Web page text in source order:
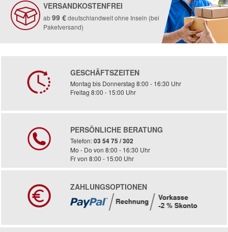
VERSANDKOSTENFREI
ab99 €deutschlandweit ohne Inseln (bei
Paketversand)
GESCHÄFTSZEITEN
Montag bis Donnerstag 8:00 - 16:30 Uhr
Freitag 8:00 - 15:00 Uhr
PERSÖNLICHE BERATUNG
Telefon:03 54 75 / 302
Mo - Do von 8:00 - 16:30 Uhr
Fr von 8:00 - 15:00 Uhr
ZAHLUNGSOPTIONEN